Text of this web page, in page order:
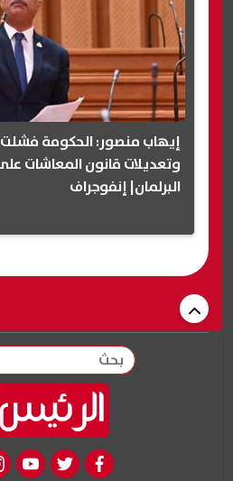
وتعديلات قانون المعاشات
البرلمان| إنفوجراف
بحث
facebook
twitter